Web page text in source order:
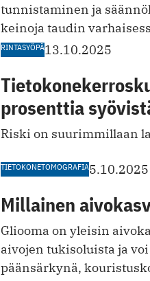
tunnistaminen ja
keinoja taudin
RINTASYÖPÄ13.10.2025
prosenttia
Riski on suurimmillaan
TIETOKONETOMOGRAFIA5.10.2025
Millainen
Gliooma on yleisin
aivojen tukisoluista ja
päänsärkynä,